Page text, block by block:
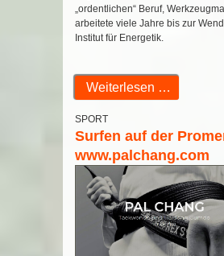
„ordentlichen“ Beruf,
arbeitete viele Jahre bis zur
Institut für Energetik.
Weiterlesen …
SPORT
Surfen auf der
www.palchang.com